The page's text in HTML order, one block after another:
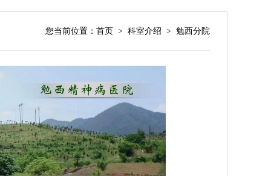
您当前位置：首页 > 科室介绍 > 勉西分院